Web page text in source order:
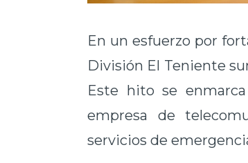
En un esfuerzo por
División El Teniente
Este hito se
empresa de
servicios de